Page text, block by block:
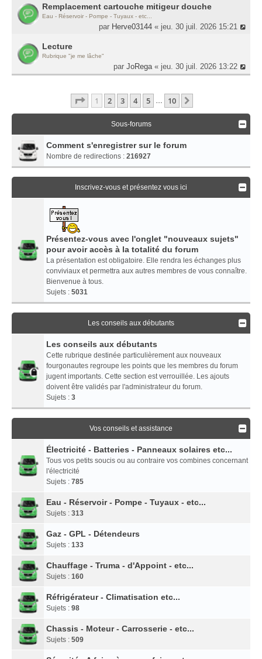
Remplacement cartouche mitigeur douche
Eau - Réservoir - Pompe - Tuyaux - etc...
par Herve03144 « jeu. 30 juil. 2026 15:21
Lecture
Rubrique "je me lâche"
parJoRega « jeu. 30 juil. 2026 13:22
Page 1Sur10
1 2 3 4 5 … 10
Sous-forums
Comment s'enregistrer sur le forum
Nombre de redirections : 216927
Inscrivez-vous et présentez vous ici
Présentez-vous avec l'onglet "nouveaux sujets"
pour avoir accès à la totalité du forum
La présentation est obligatoire. Elle rendra les échanges plus
conviviaux et permettra aux autres membres de vous connaître.
Bienvenue à tous.
Sujets : 5031
Les conseils aux débutants
Les conseils aux débutants
Cette rubrique destinée particulièrement aux nouveaux
fourgonautes regroupe les points que les membres du forum
jugent importants. Cette section est verrouillée. Les ajouts
doivent être validés par l'administrateur du forum.
Sujets : 3
Vos conseils et assistance
Électricité - Batteries - Panneaux solaires etc...
Tous vos petits soucis ou au contraire vos combines concernant
l'électricité
Sujets : 785
Eau - Réservoir - Pompe - Tuyaux - etc...
Sujets : 313
Gaz - GPL - Détendeurs
Sujets : 133
Chauffage - Truma - d'Appoint - etc...
Sujets : 160
Réfrigérateur - Climatisation etc...
Sujets : 98
Chassis - Moteur - Carrosserie - etc...
Sujets : 509